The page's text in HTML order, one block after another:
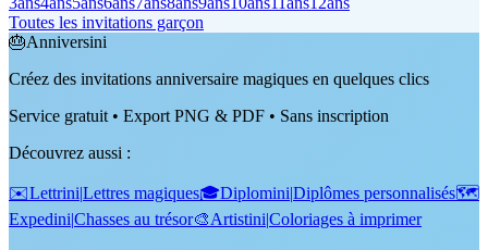
Toutes les invitations garçon
🎂Anniversini
Créez des invitations anniversaire magiques en quelques clics
Service gratuit • Export PNG & PDF • Sans inscription
Découvrez aussi :
✉️Lettrini|Lettres magiques🎓Diplomini|Diplômes personnalisés🗺️
Expedini|Chasses au trésor🎨Artistini|Coloriages à imprimer